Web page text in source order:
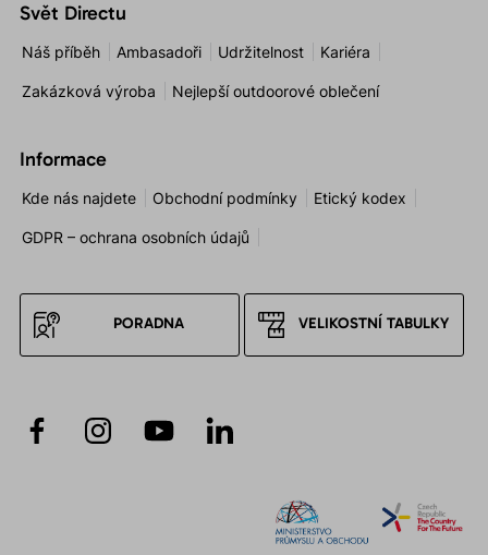
Svět Directu
Náš příběh Ambasadoři Udržitelnost Kariéra
Zakázková výroba Nejlepší outdoorové oblečení
Informace
Kde nás najdete Obchodní podmínky Etický kodex
GDPR – ochrana osobních údajů
PORADNA VELIKOSTNÍ TABULKY